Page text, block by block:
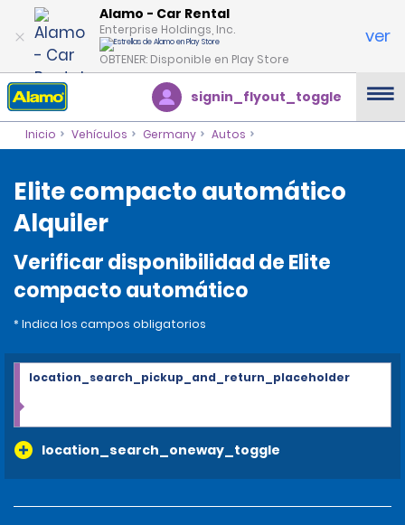
Alamo - Car Rental
Enterprise Holdings, Inc.
OBTENER: Disponible en Play Store
ver
signin_flyout_toggle
Inicio Vehículos Germany Autos
Elite compacto automático
Alquiler
Verificar disponibilidad de Elite
compacto automático
* Indica los campos obligatorios
location_search_oneway_toggle
location_search_pickup_and_return_placeholder